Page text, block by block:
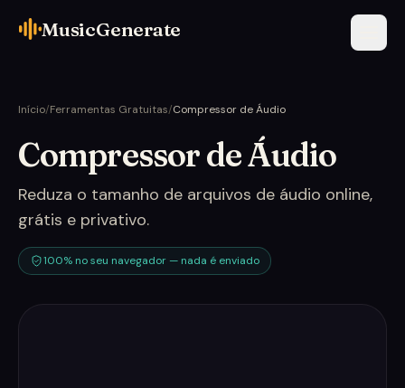
MusicGenerate
Início/Ferramentas Gratuitas/Compressor de Áudio
Compressor de Áudio
Reduza o tamanho de arquivos de áudio online,
grátis e privativo.
100% no seu navegador — nada é enviado